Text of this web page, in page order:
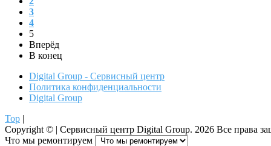
3
4
5
Вперёд
В конец
Digital Group - Сервисный центр
Политика конфиденциальности
Digital Group
Top |
Copyright © | Сервисный центр Digital Group. 2026 Все права
Что мы ремонтируем